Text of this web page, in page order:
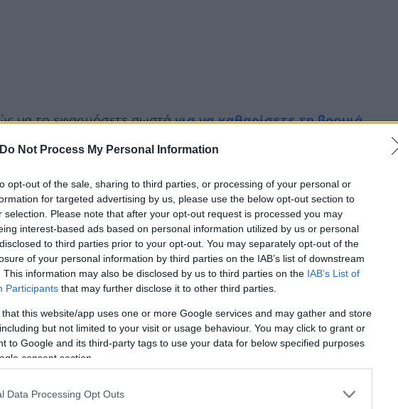
Do Not Process My Personal Information
opt-out of the sale, sharing to third parties, or processing of your personal or
for targeted advertising by us, please use the below opt-out section to
selection. Please note that after your opt-out request is processed you may
interest-based ads based on personal information utilized by us or personal
to third parties prior to your opt-out. You may separately opt-out of the
of your personal information by third parties on the IAB’s list of downstream
This information may also be disclosed by us to third parties on the IAB’s List of
Participants that may further disclose it to other third parties.
that this website/app uses one or more Google services and may gather and store
but not limited to your visit or usage behaviour. You may click to grant or
to Google and its third-party tags to use your data for below specified purposes
consent section.
Data Processing Opt Outs
να το εφαρμόσετε σωστάγια να καθαρίσετε τη βρομιά
Flash.grστην αναζήτηση τηςGoogle
έχει θαμπώσει – Το φυσικό μυστικό για λάμψη
και μικροβιακά πολλαπλά ζητήματα-«Καμπανάκι»